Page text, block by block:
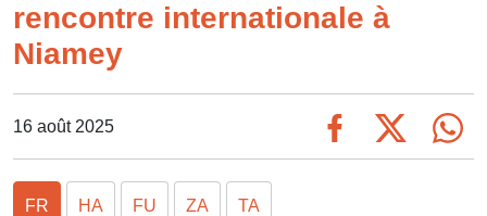
rencontre internationale à
Niamey
16 août 2025
FR HA FU ZA TA